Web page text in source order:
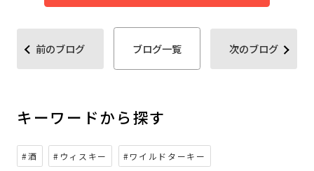
前のブログ ブログ一覧 次のブログ
キーワードから探す
#酒 #ウィスキー #ワイルドターキー